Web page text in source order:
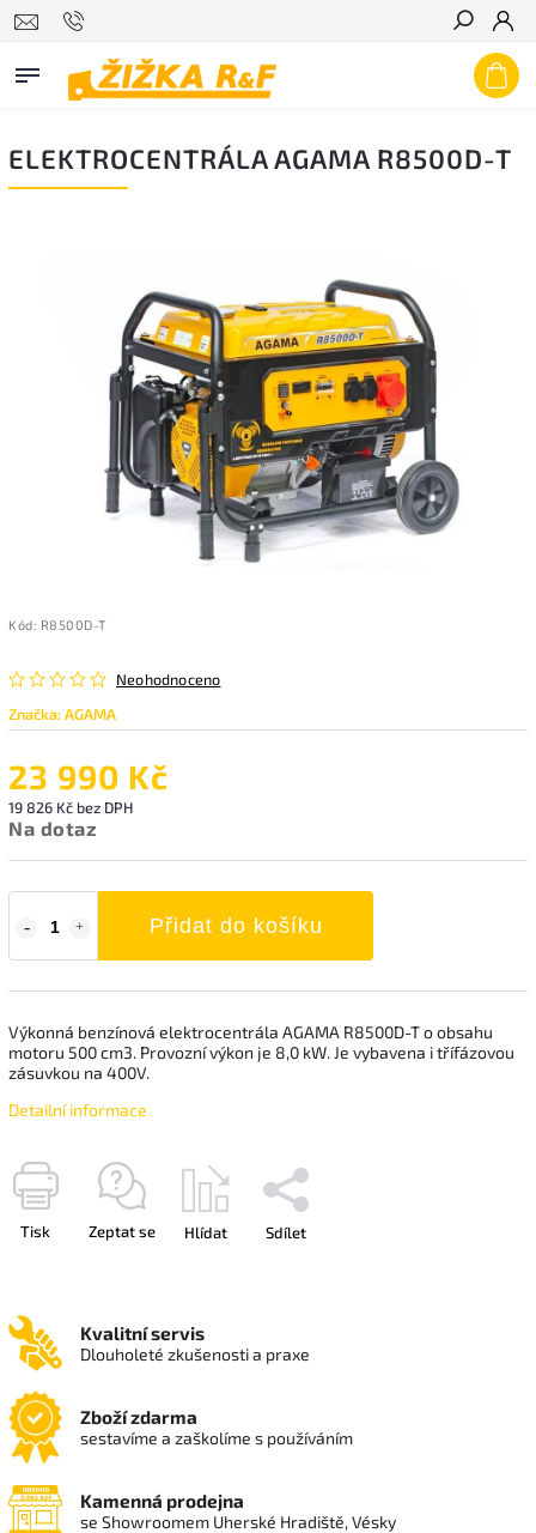
Hledat
ELEKTROCENTRÁLA AGAMA R8500D-T
Kód: R8500D-T
Neohodnoceno
Značka:AGAMA
23 990 Kč
19 826 Kč bez DPH
Na dotaz
Přidat do košíku
Výkonná benzínová elektrocentrála AGAMA R8500D-T o obsahu
motoru 500 cm3. Provozní výkon je 8,0 kW. Je vybavena i třífázovou
zásuvkou na 400V.
Detailní informace
Tisk Zeptat se Hlídat Sdílet
Kvalitní servis
Dlouholeté zkušenosti a praxe
Zboží zdarma
sestavíme a zaškolíme s používáním
Kamenná prodejna
se Showroomem Uherské Hradiště, Vésky